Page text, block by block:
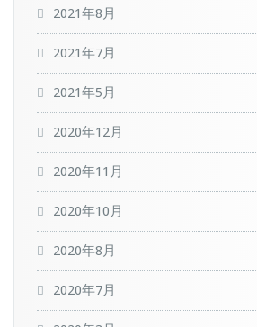
2021年8月
2021年7月
2021年5月
2020年12月
2020年11月
2020年10月
2020年8月
2020年7月